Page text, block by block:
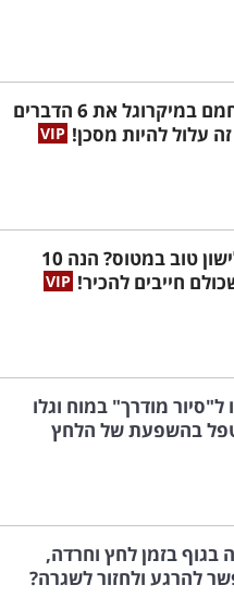
אסור לחמם במיקרוגל את 6 הדברים
עלול להיות מסכן!
רוצים לישון טוב במטוס? הנה 10
חייבים להכיר!
מודרך" במוח וגלו
בהשפעת של הלחץ
בגוף בזמן לחץ וחרדה,
להרגע ולחזור לשגרה?